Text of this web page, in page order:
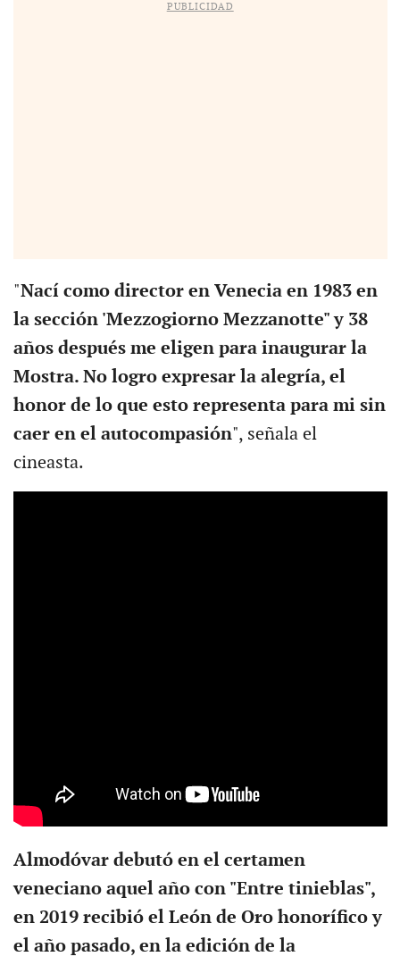
PUBLICIDAD
"Nací como director en Venecia en 1983 en
la sección 'Mezzogiorno Mezzanotte" y 38
años después me eligen para inaugurar la
Mostra. No logro expresar la alegría, el
honor de lo que esto representa para mi sin
caer en el autocompasión", señala el
cineasta.
Almodóvar debutó en el certamen
veneciano aquel año con "Entre tinieblas",
en 2019 recibió el León de Oro honorífico y
el año pasado, en la edición de la